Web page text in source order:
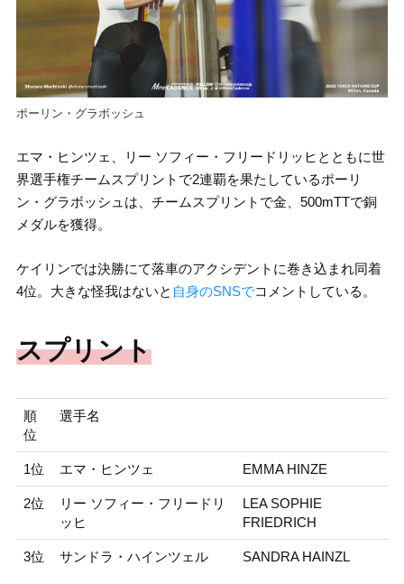
ポーリン・グラボッシュ
エマ・ヒンツェ、リー ソフィー・フリードリッヒとともに世
界選手権チームスプリントで2連覇を果たしているポーリ
ン・グラボッシュは、チームスプリントで金、500mTTで銅
メダルを獲得。
ケイリンでは決勝にて落車のアクシデントに巻き込まれ同着
4位。大きな怪我はないと 自身のSNSでコメントしている。
スプリント
順
位
選手名
1位 エマ・ヒンツェ EMMA HINZE
2位
リー ソフィー・フリードリ
ッヒ
LEA SOPHIE
FRIEDRICH
3位 サンドラ・ハインツェル SANDRA HAINZL